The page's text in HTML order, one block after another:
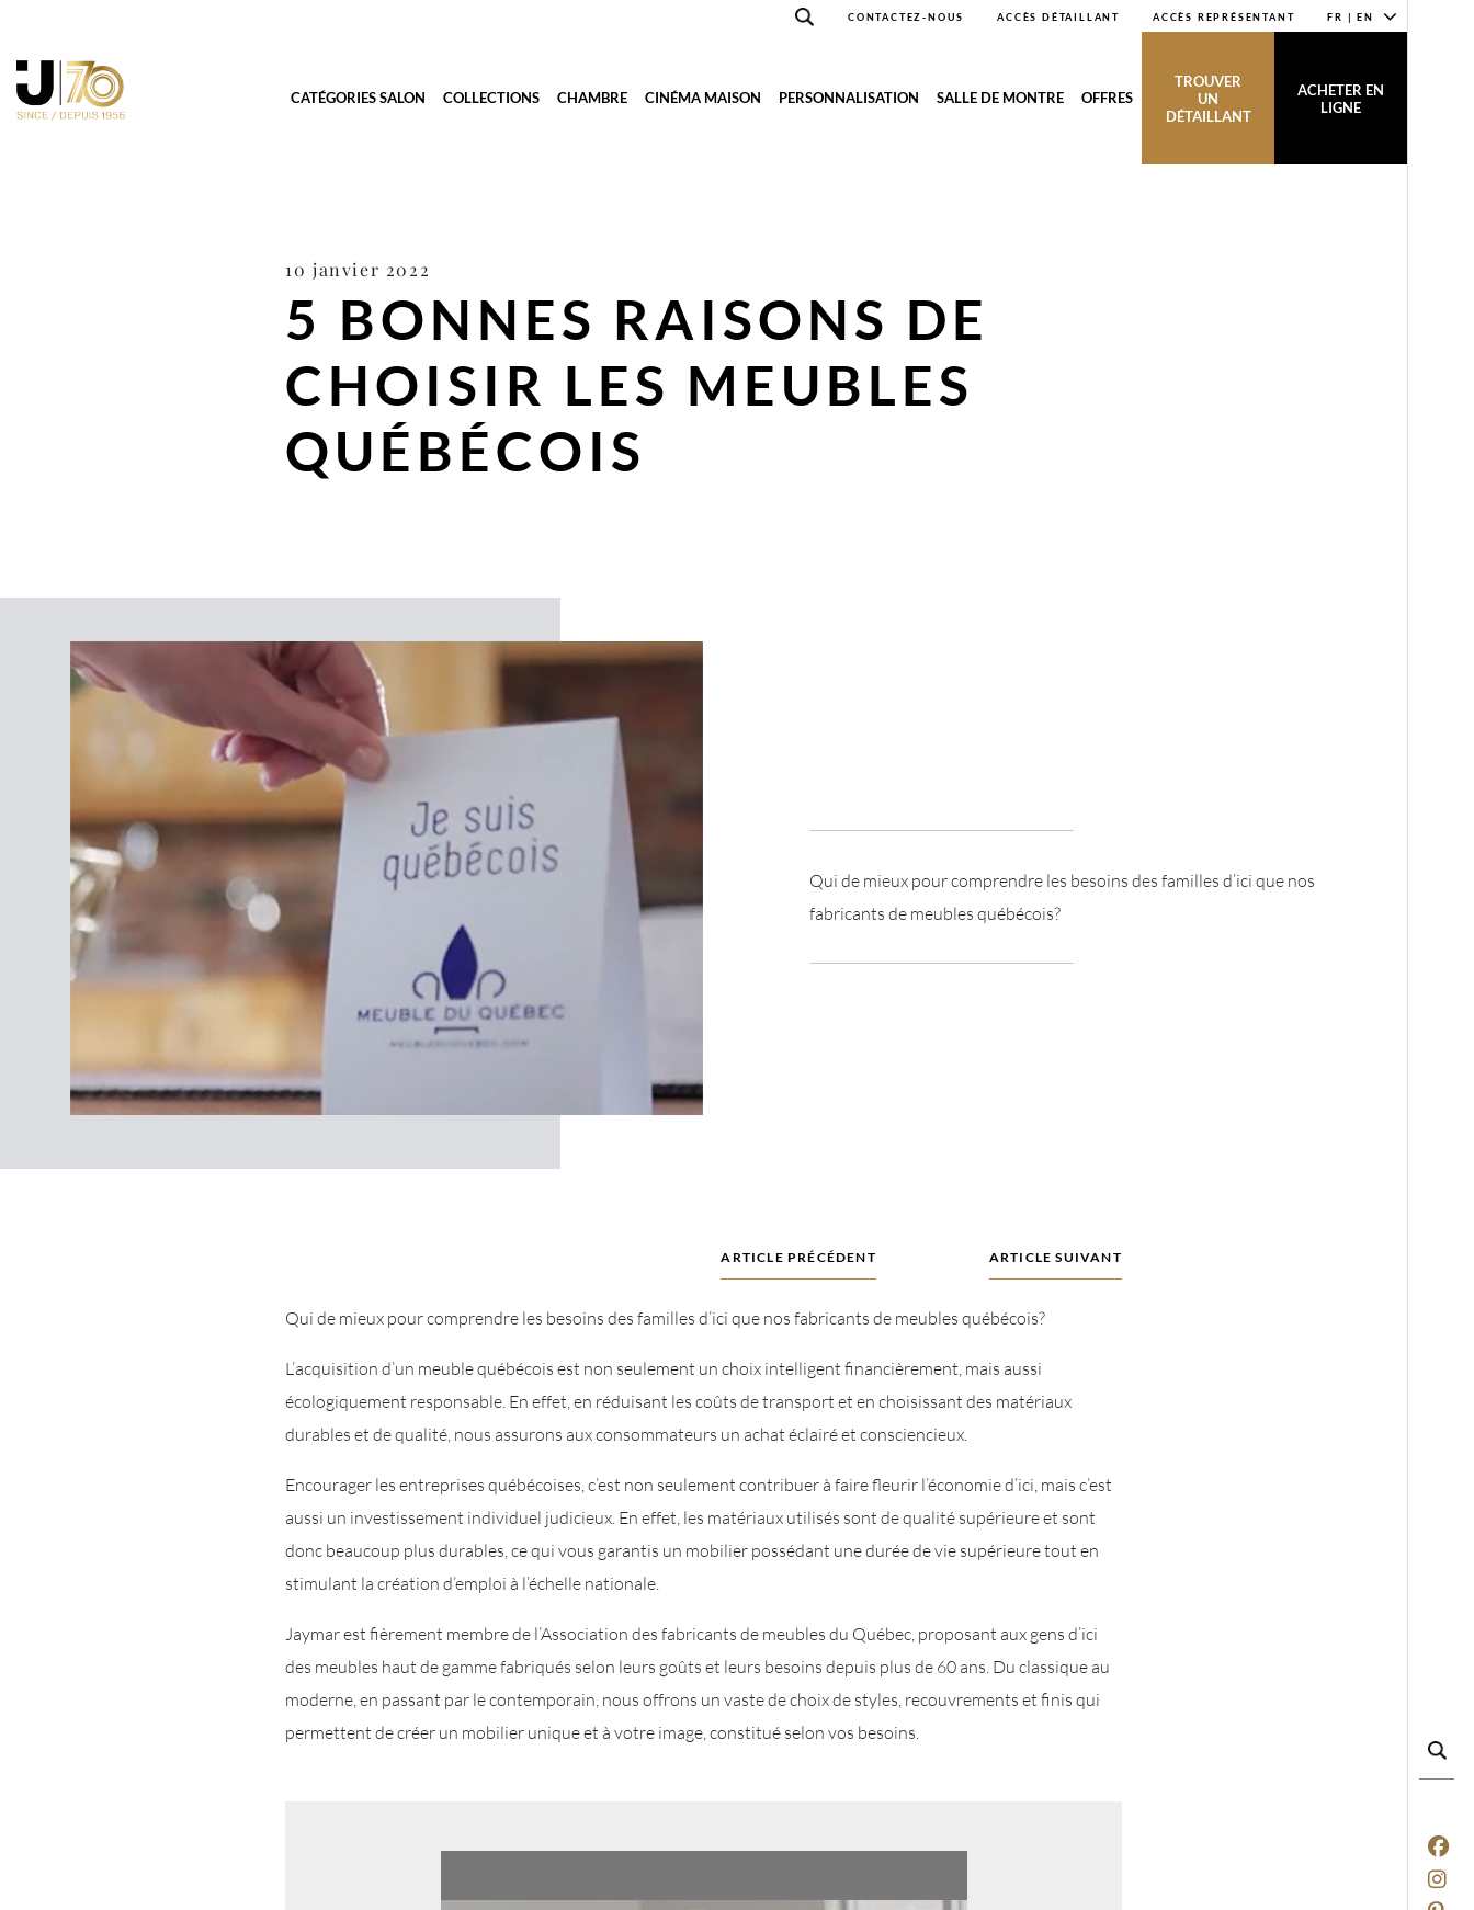
CONTACTEZ-NOUS ACCÈS DÉTAILLANT ACCÈS REPRÉSENTANT FR | EN
CATÉGORIES SALON COLLECTIONS CHAMBRE CINÉMA MAISON PERSONNALISATION SALLE DE MONTRE OFFRES
TROUVER
UN
DÉTAILLANT
ACHETER EN
LIGNE
10 janvier 2022
5 BONNES RAISONS DE
CHOISIR LES MEUBLES
QUÉBÉCOIS
Qui de mieux pour comprendre les besoins des familles d’ici que nos
fabricants de meubles québécois?
ARTICLE PRÉCÉDENT ARTICLE SUIVANT
Qui de mieux pour comprendre les besoins des familles d’ici que nos fabricants de meubles québécois?
L’acquisition d’un meuble québécois est non seulement un choix intelligent financièrement, mais aussi
écologiquement responsable. En effet, en réduisant les coûts de transport et en choisissant des matériaux
durables et de qualité, nous assurons aux consommateurs un achat éclairé et consciencieux.
Encourager les entreprises québécoises, c’est non seulement contribuer à faire fleurir l’économie d’ici, mais c’est
aussi un investissement individuel judicieux. En effet, les matériaux utilisés sont de qualité supérieure et sont
donc beaucoup plus durables, ce qui vous garantis un mobilier possédant une durée de vie supérieure tout en
stimulant la création d’emploi à l’échelle nationale.
Jaymar est fièrement membre de l’Association des fabricants de meubles du Québec, proposant aux gens d’ici
des meubles haut de gamme fabriqués selon leurs goûts et leurs besoins depuis plus de 60 ans. Du classique au
moderne, en passant par le contemporain, nous offrons un vaste de choix de styles, recouvrements et finis qui
permettent de créer un mobilier unique et à votre image, constitué selon vos besoins.